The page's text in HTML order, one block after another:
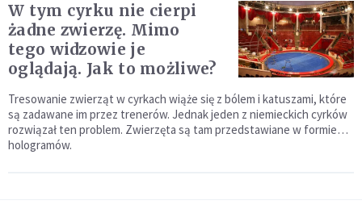
W tym cyrku nie cierpi
żadne zwierzę. Mimo
tego widzowie je
oglądają. Jak to możliwe?
Tresowanie zwierząt w cyrkach wiąże się z bólem i katuszami, które
są zadawane im przez trenerów. Jednak jeden z niemieckich cyrków
rozwiązał ten problem. Zwierzęta są tam przedstawiane w formie…
hologramów.